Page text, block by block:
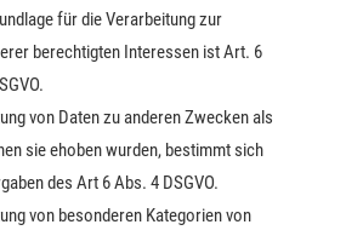
für die Verarbeitung zur
berechtigten Interessen ist Art. 6
von Daten zu anderen Zwecken als
sie ehoben wurden, bestimmt sich
des Art 6 Abs. 4 DSGVO.
von besonderen Kategorien von